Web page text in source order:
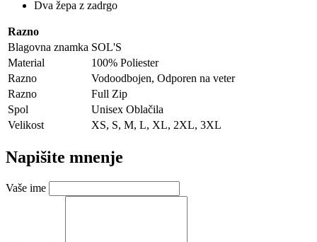
Dva žepa z zadrgo
Razno
Blagovna znamka SOL'S
Material
100% Poliester
Razno
Vodoodbojen, Odporen na veter
Razno
Full Zip
Spol
Unisex Oblačila
Velikost
XS, S, M, L, XL, 2XL, 3XL
Napišite mnenje
Vaše ime